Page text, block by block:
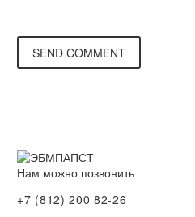
SEND COMMENT
Нам можно позвонить
+7 (812) 200 82-26